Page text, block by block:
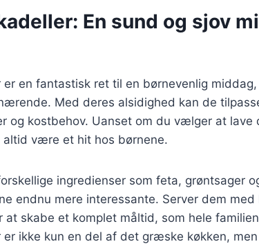
En sund og sjov
en fantastisk ret til en børnevenlig
Med deres alsidighed kan de
og kostbehov. Uanset om du vælger at lave
altid være et hit hos børnene.
ingredienser som feta, grøntsager
endnu mere interessante. Server dem
skabe et komplet måltid, som hele
ikke kun en del af det græske køkken,